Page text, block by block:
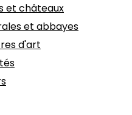
et châteaux
et abbayes
d'art